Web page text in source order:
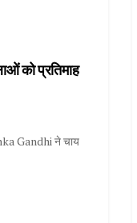
को प्रतिमाह
Gandhi ने चाय